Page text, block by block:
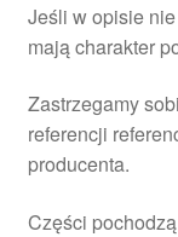
Jeśli w opisie
mają charakter
Zastrzegamy
referencji
producenta.
Części